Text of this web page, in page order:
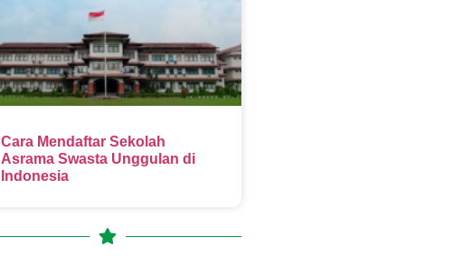
Cara Mendaftar Sekolah
Asrama Swasta Unggulan di
Indonesia